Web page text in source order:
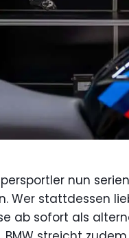
nun
Wer stattdessen
ab sofort als